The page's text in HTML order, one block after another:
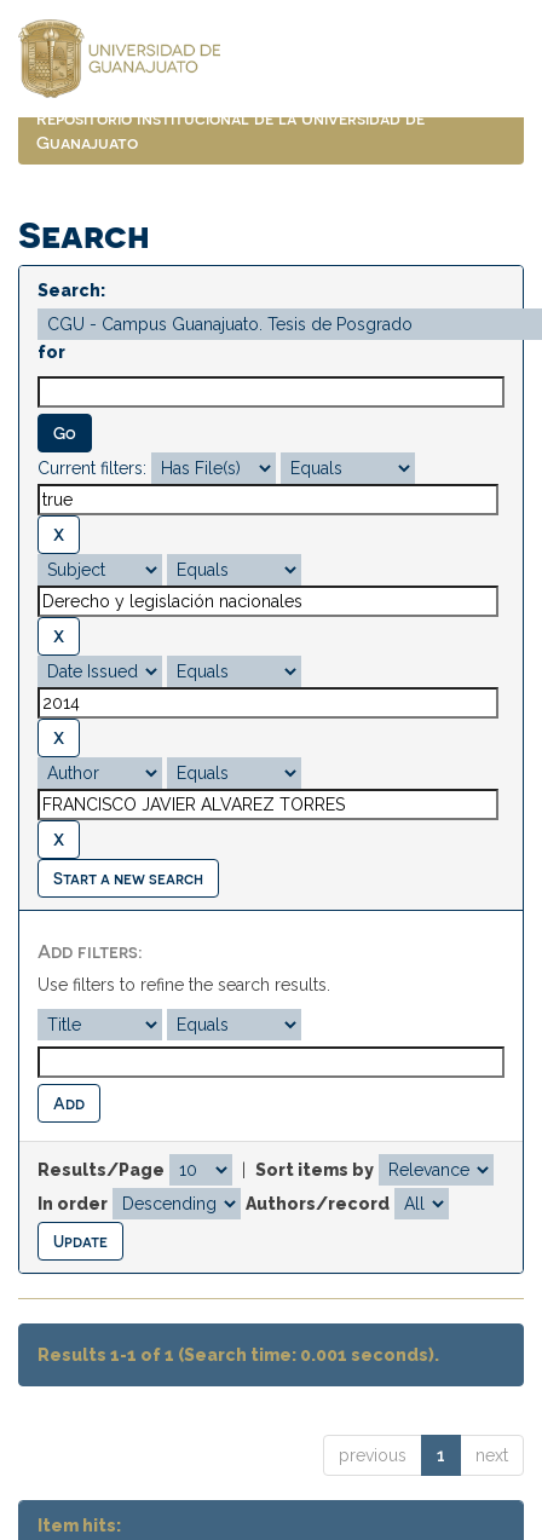
navigation
Repositorio Institucional de la Universidad de
Guanajuato
Search
Search:
for
Current filters:
Start a new search
Add filters:
Use filters to refine the search results.
Results/Page
Sort items by
In order
Authors/record
Results 1-1 of 1 (Search time: 0.001 seconds).
previous 1 next
Item hits: